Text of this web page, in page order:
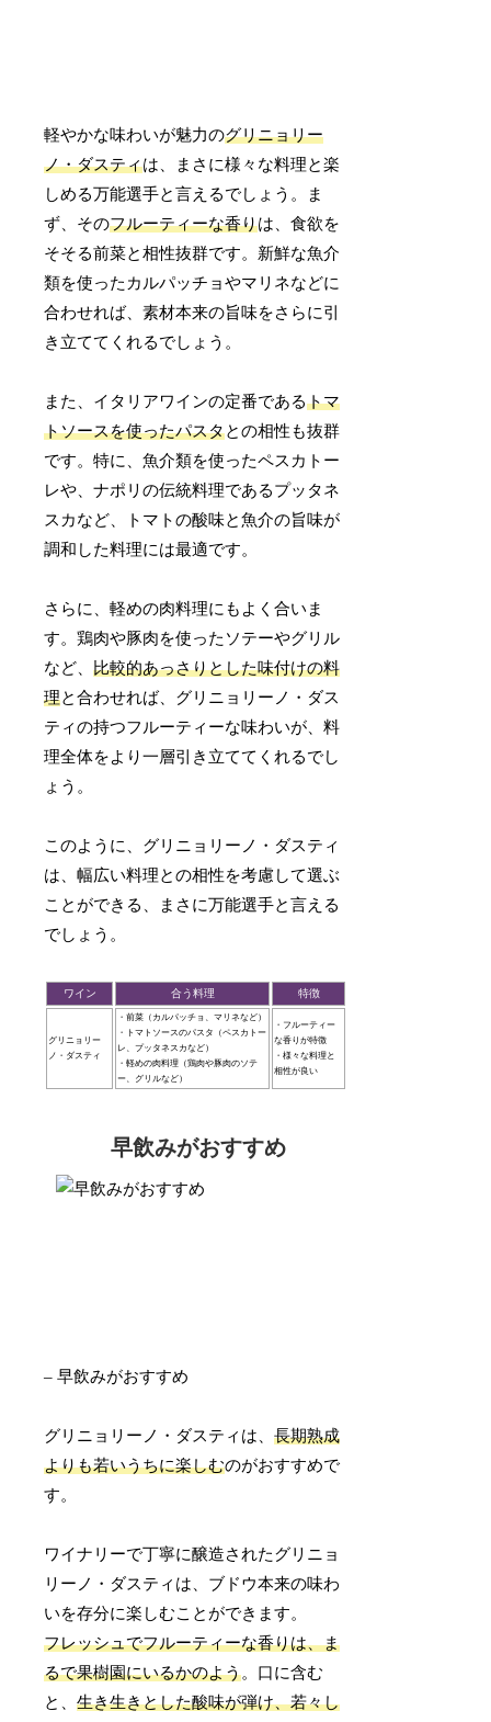
軽やかな味わいが魅力のグリニョリー
ノ・ダスティは、まさに様々な料理と楽
しめる万能選手と言えるでしょう。ま
ず、そのフルーティーな香りは、食欲を
そそる前菜と相性抜群です。新鮮な魚介
類を使ったカルパッチョやマリネなどに
合わせれば、素材本来の旨味をさらに引
き立ててくれるでしょう。
また、イタリアワインの定番であるトマ
トソースを使ったパスタとの相性も抜群
です。特に、魚介類を使ったペスカトー
レや、ナポリの伝統料理であるプッタネ
スカなど、トマトの酸味と魚介の旨味が
調和した料理には最適です。
さらに、軽めの肉料理にもよく合いま
す。鶏肉や豚肉を使ったソテーやグリル
など、比較的あっさりとした味付けの料
理と合わせれば、グリニョリーノ・ダス
ティの持つフルーティーな味わいが、料
理全体をより一層引き立ててくれるでし
ょう。
このように、グリニョリーノ・ダスティ
は、幅広い料理との相性を考慮して選ぶ
ことができる、まさに万能選手と言える
でしょう。
ワイン 合う料理 特徴
グリニョリー
ノ・ダスティ
・前菜（カルパッチョ、マリネなど）
・トマトソースのパスタ（ペスカトー
レ、プッタネスカなど）
・軽めの肉料理（鶏肉や豚肉のソテ
ー、グリルなど）
・フルーティー
な香りが特徴
・様々な料理と
相性が良い
早飲みがおすすめ
– 早飲みがおすすめ
グリニョリーノ・ダスティは、長期熟成
よりも若いうちに楽しむのがおすすめで
す。
ワイナリーで丁寧に醸造されたグリニョ
リーノ・ダスティは、ブドウ本来の味わ
いを存分に楽しむことができます。
フレッシュでフルーティーな香りは、ま
るで果樹園にいるかのよう。口に含む
と、生き生きとした酸味が弾け、若々し